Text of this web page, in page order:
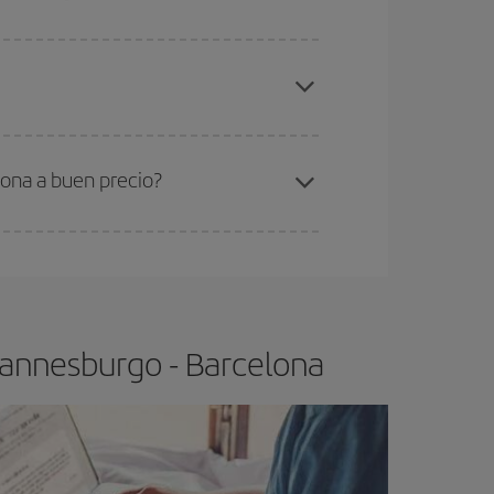
Barcelona-dest
a buen precio?
- Barcelona